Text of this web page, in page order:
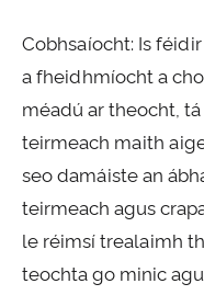
Cobhsaíocht: Is
a fheidhmíocht a
méadú ar theocht,
teirmeach maith
seo damáiste an
teirmeach agus
le réimsí trealaimh
teochta go minic